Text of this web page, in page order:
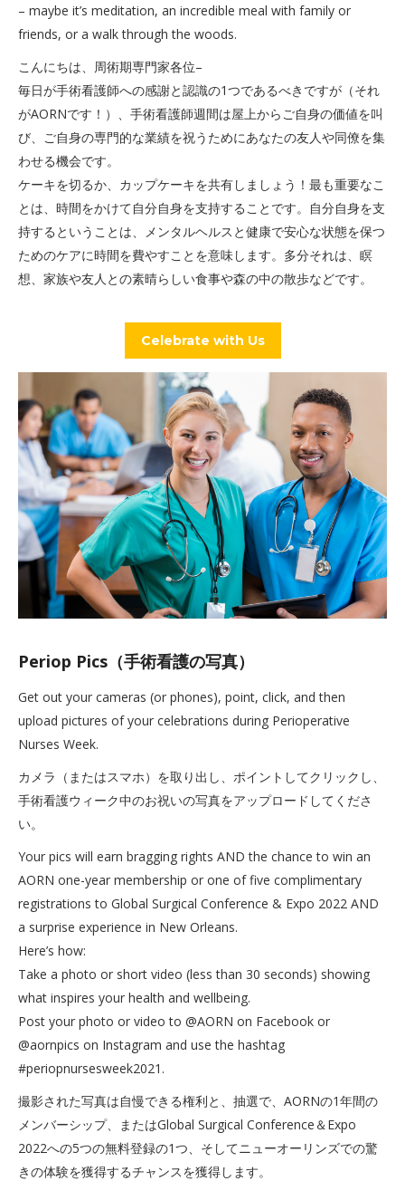
– maybe it’s meditation, an incredible meal with family or
friends, or a walk through the woods.
こんにちは、周術期専門家各位–
毎日が手術看護師への感謝と認識の1つであるべきですが（それ
がAORNです！）、手術看護師週間は屋上からご自身の価値を叫
び、ご自身の専門的な業績を祝うためにあなたの友人や同僚を集
わせる機会です。
ケーキを切るか、カップケーキを共有しましょう！最も重要なこ
とは、時間をかけて自分自身を支持することです。自分自身を支
持するということは、メンタルヘルスと健康で安心な状態を保つ
ためのケアに時間を費やすことを意味します。多分それは、瞑
想、家族や友人との素晴らしい食事や森の中の散歩などです。
Celebrate with Us
Periop Pics（手術看護の写真）
Get out your cameras (or phones), point, click, and then
upload pictures of your celebrations during Perioperative
Nurses Week.
カメラ（またはスマホ）を取り出し、ポイントしてクリックし、
手術看護ウィーク中のお祝いの写真をアップロードしてくださ
い。
Your pics will earn bragging rights AND the chance to win an
AORN one-year membership or one of five complimentary
registrations to Global Surgical Conference & Expo 2022 AND
a surprise experience in New Orleans.
Here’s how:
Take a photo or short video (less than 30 seconds) showing
what inspires your health and wellbeing.
Post your photo or video to @AORN on Facebook or
@aornpics on Instagram and use the hashtag
#periopnursesweek2021.
撮影された写真は自慢できる権利と、抽選で、AORNの1年間の
メンバーシップ、またはGlobal Surgical Conference＆Expo
2022への5つの無料登録の1つ、そしてニューオーリンズでの驚
きの体験を獲得するチャンスを獲得します。